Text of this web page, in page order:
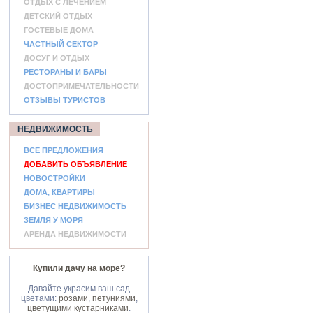
ОТДЫХ С ЛЕЧЕНИЕМ
ДЕТСКИЙ ОТДЫХ
ГОСТЕВЫЕ ДОМА
ЧАСТНЫЙ СЕКТОР
ДОСУГ И ОТДЫХ
РЕСТОРАНЫ И БАРЫ
ДОСТОПРИМЕЧАТЕЛЬНОСТИ
ОТЗЫВЫ ТУРИСТОВ
НЕДВИЖИМОСТЬ
ВСЕ ПРЕДЛОЖЕНИЯ
ДОБАВИТЬ ОБЪЯВЛЕНИЕ
НОВОСТРОЙКИ
ДОМА, КВАРТИРЫ
БИЗНЕС НЕДВИЖИМОСТЬ
ЗЕМЛЯ У МОРЯ
АРЕНДА НЕДВИЖИМОСТИ
Купили дачу на море?
Давайте украсим ваш сад
цветами: розами, петуниями,
цветущими кустарниками.